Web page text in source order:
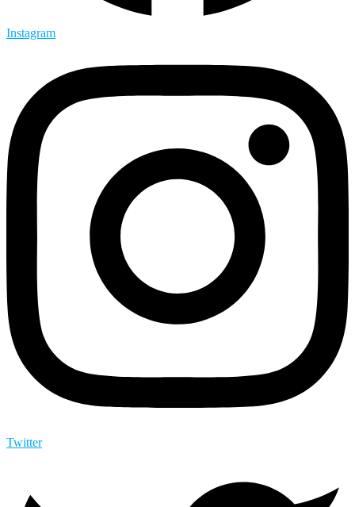
Instagram
Twitter